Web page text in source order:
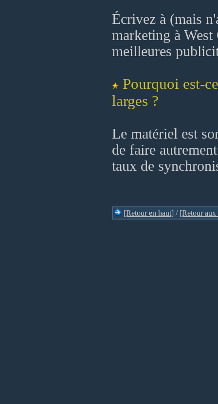
Écrivez à (mais
marketing à
meilleures
Pourquoi est-
larges ?
Le matériel est
de faire
taux de
[Retour en haut] / [Retour aux